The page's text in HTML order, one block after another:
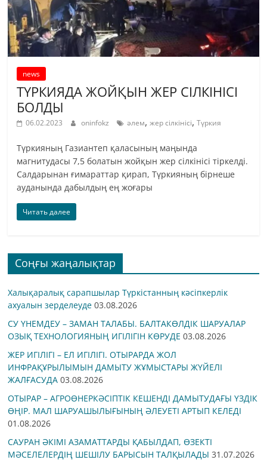
news
ТҮРКИЯДА ЖОЙҚЫН ЖЕР СІЛКІНІСІ
БОЛДЫ
06.02.2023 oninfokz әлем,жер сілкінісі,Түркия
Түркияның Газиантеп қаласының маңында
магнитудасы 7,5 болатын жойқын жер сілкінісі тіркелді.
Салдарынан ғимараттар қирап, Түркияның бірнеше
ауданында дабылдың ең жоғары
Читать далее
Соңғы жаңалықтар
Халықаралық сарапшылар Түркістанның кәсіпкерлік
ахуалын зерделеуде 03.08.2026
СУ ҮНЕМДЕУ – ЗАМАН ТАЛАБЫ. БАЛТАКӨЛДІК ШАРУАЛАР
ОЗЫҚ ТЕХНОЛОГИЯНЫҢ ИГІЛІГІН КӨРУДЕ 03.08.2026
ЖЕР ИГІЛІГІ – ЕЛ ИГІЛІГІ. ОТЫРАРДА ЖОЛ
ИНФРАҚҰРЫЛЫМЫН ДАМЫТУ ЖҰМЫСТАРЫ ЖҮЙЕЛІ
ЖАЛҒАСУДА 03.08.2026
ОТЫРАР – АГРОӨНЕРКӘСІПТІК КЕШЕНДІ ДАМЫТУДАҒЫ ҮЗДІК
ӨҢІР. МАЛ ШАРУАШЫЛЫҒЫНЫҢ ӘЛЕУЕТІ АРТЫП КЕЛЕДІ
01.08.2026
САУРАН ӘКІМІ АЗАМАТТАРДЫ ҚАБЫЛДАП, ӨЗЕКТІ
МӘСЕЛЕЛЕРДІҢ ШЕШІЛУ БАРЫСЫН ТАЛҚЫЛАДЫ 31.07.2026